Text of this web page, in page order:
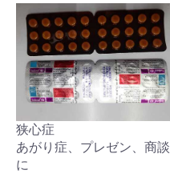
狭心症
あがり症、プレゼン、商談
に